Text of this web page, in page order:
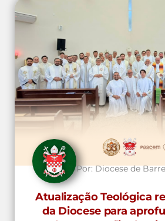
Por:Diocese de
Atualização Teológica
da Diocese para